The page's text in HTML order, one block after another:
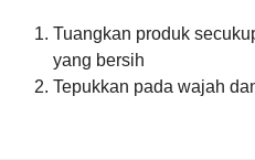
Tuangkan produk
yang bersih
Tepukkan pada wajah